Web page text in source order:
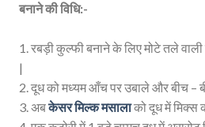
बनाने की विधि:-
1. रबड़ी कुल्फी बनाने के लिए मोटे तले
|
2. दूध को मध्यम आँच पर उबाले और बीच –
3. अबकेसर मिल्क मसालाको दूध में मिक्स